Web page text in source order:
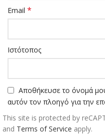
Email *
Ιστότοπος
Αποθήκευσε το όνομά
αυτόν τον πλοηγό για την
This site is protected by
and Terms of Service apply.